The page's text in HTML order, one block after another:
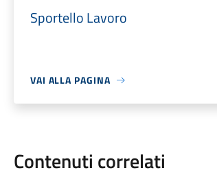
Sportello Lavoro
VAI ALLA PAGINA
Contenuti correlati